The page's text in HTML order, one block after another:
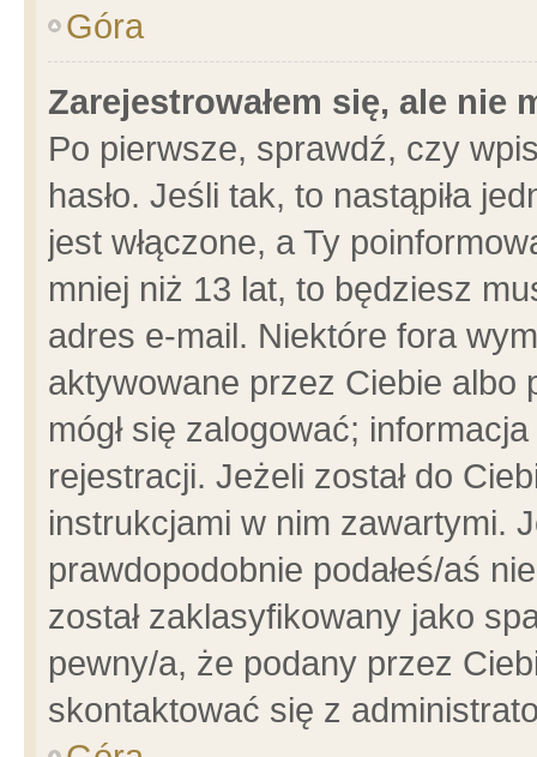
Góra
Zarejestrowałem się, ale nie
Po pierwsze, sprawdź, czy
hasło. Jeśli tak, to nastąpiła
jest włączone, a Ty
mniej niż 13 lat, to będziesz
adres e-mail. Niektóre fora
aktywowane przez Ciebie albo
mógł się zalogować;
rejestracji. Jeżeli został do
instrukcjami w nim zawartymi.
prawdopodobnie podałeś/aś
został zaklasyfikowany jako
pewny/a, że podany przez
skontaktować się z